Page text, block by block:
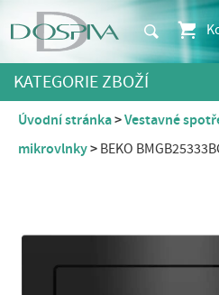
KATEGORIE ZBOŽÍ
Úvodní stránka Vestavné
mikrovlnky
BEKO